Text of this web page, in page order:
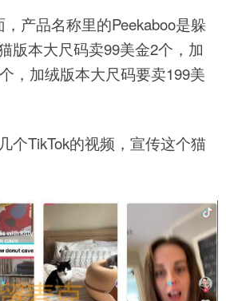
产品名称里的Peekaboo是躲
版本大尺码卖99美金2个，加
，加绒版本大尺码要卖199美
个TikTok的视频，宣传这个猫